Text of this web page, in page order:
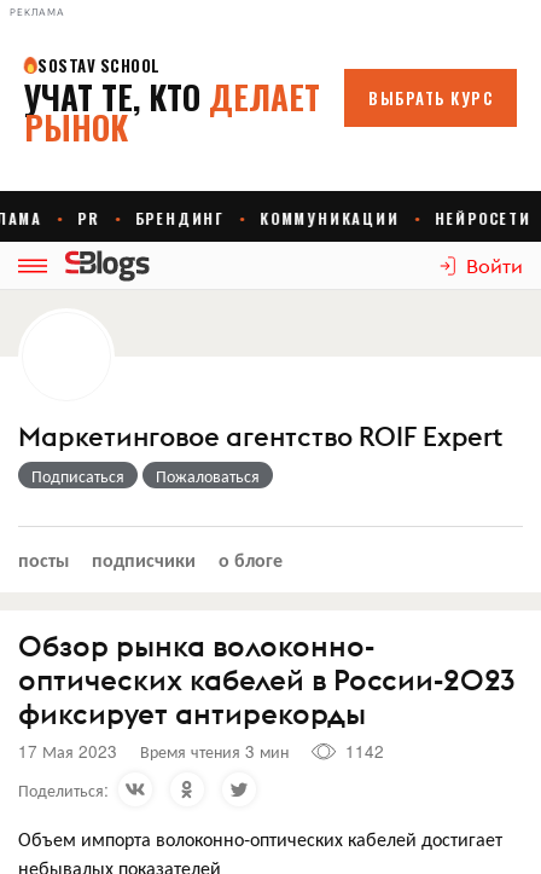
РЕКЛАМА
Войти
Маркетинговое агентство ROIF Expert
Подписаться Пожаловаться
посты подписчики о блоге
Обзор рынка волоконно-
оптических кабелей в России-2023
фиксирует антирекорды
17 Мая 2023 Время чтения 3 мин
1142
Поделиться:
Объем импорта волоконно-оптических кабелей достигает
небывалых показателей